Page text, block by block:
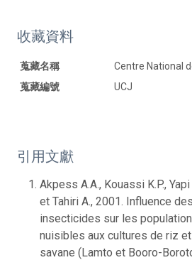
收藏資料
蒐藏名稱
Centre National
蒐藏編號
UCJ
引用文獻
Akpess A.A., Kouassi K.P.,
et Tahiri A., 2001. Influence
insecticides sur les
nuisibles aux cultures de riz
savane (Lamto et Booro-